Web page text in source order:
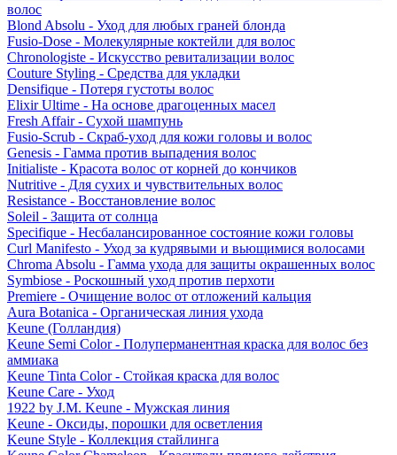
волос
Blond Absolu - Уход для любых граней блонда
Fusio-Dose - Молекулярные коктейли для волос
Chronologiste - Искусство ревитализации волос
Couture Styling - Средства для укладки
Densifique - Потеря густоты волос
Elixir Ultime - На основе драгоценных масел
Fresh Affair - Сухой шампунь
Fusio-Scrub - Скраб-уход для кожи головы и волос
Genesis - Гамма против выпадения волос
Initialiste - Красота волос от корней до кончиков
Nutritive - Для сухих и чувствительных волос
Resistance - Восстановление волос
Soleil - Защита от солнца
Specifique - Несбалансированное состояние кожи головы
Curl Manifesto - Уход за кудрявыми и вьющимися волосами
Chroma Absolu - Гамма ухода для защиты окрашенных волос
Symbiose - Роскошный уход против перхоти
Premiere - Очищение волос от отложений кальция
Aura Botanica - Органическая линия ухода
Keune (Голландия)
Keune Semi Color - Полуперманентная краска для волос без
аммиака
Keune Tinta Color - Стойкая краска для волос
Keune Care - Уход
1922 by J.M. Keune - Мужская линия
Keune - Оксиды, порошки для осветления
Keune Style - Коллекция стайлинга